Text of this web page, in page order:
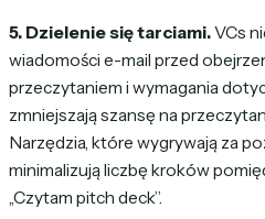
5. Dzielenie się tarciami.VCs
wiadomości e-mail przed
przeczytaniem i wymagania
zmniejszają szansę na
Narzędzia, które wygrywają za
minimalizują liczbę kroków
„Czytam pitch deck”.